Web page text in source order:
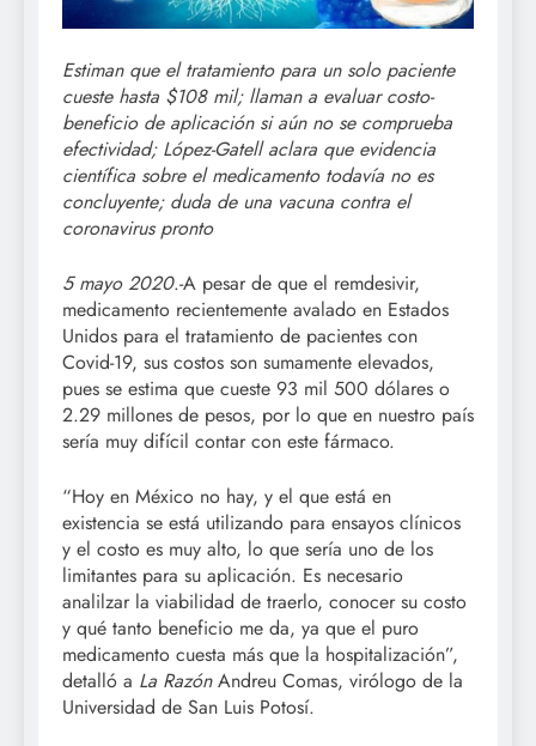
Estiman que el tratamiento para un solo paciente
cueste hasta $108 mil; llaman a evaluar costo-
beneficio de aplicación si aún no se comprueba
efectividad; López-Gatell aclara que evidencia
científica sobre el medicamento todavía no es
concluyente; duda de una vacuna contra el
coronavirus pronto
5 mayo 2020.-A pesar de que el remdesivir,
medicamento recientemente avalado en Estados
Unidos para el tratamiento de pacientes con
Covid-19, sus costos son sumamente elevados,
pues se estima que cueste 93 mil 500 dólares o
2.29 millones de pesos, por lo que en nuestro país
sería muy difícil contar con este fármaco.
“Hoy en México no hay, y el que está en
existencia se está utilizando para ensayos clínicos
y el costo es muy alto, lo que sería uno de los
limitantes para su aplicación. Es necesario
analilzar la viabilidad de traerlo, conocer su costo
y qué tanto beneficio me da, ya que el puro
medicamento cuesta más que la hospitalización”,
detalló a La RazónAndreu Comas, virólogo de la
Universidad de San Luis Potosí.